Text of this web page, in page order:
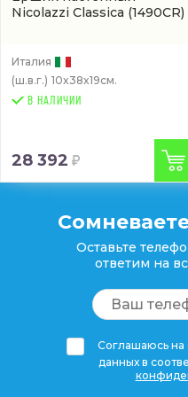
Nicolazzi Classica (1490CR)
Италия
(ш.в.г.) 10x38x19см.
В НАЛИЧИИ
28 392
Оставьте
ответим на
Соглашаюсь на
данных в